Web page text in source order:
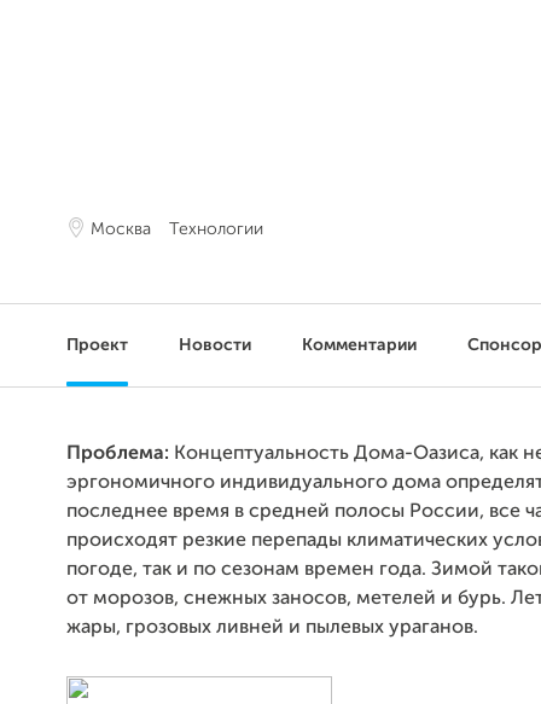
Москва Технологии
Проект Новости Комментарии
Проблема: Концептуальность Дома-Оазиса, как
эргономичного индивидуального дома
последнее время в средней полосы России, все
происходят резкие перепады климатических
погоде, так и по сезонам времен года. Зимой
от морозов, снежных заносов, метелей и бурь.
жары, грозовых ливней и пылевых ураганов.